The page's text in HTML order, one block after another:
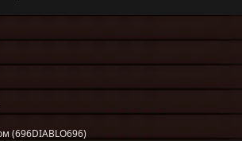
(696DIABLO696)